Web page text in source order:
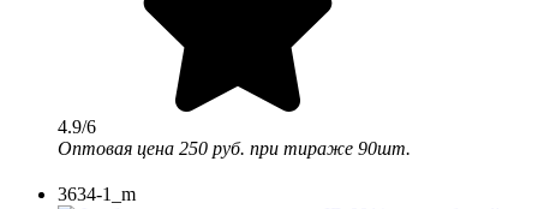
4.9/6
Оптовая цена 250 руб. при тираже 90шт.
3634-1_m